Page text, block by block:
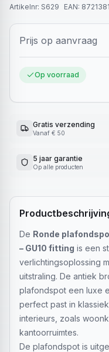
Artikelnr: S629 EAN:
Prijs op aanvraag
Op voorraad
Gratis verzending
Vanaf € 50
5 jaar garantie
Op alle producten
De Ronde
– GU10 fitting is een
verlichtingsoplossing
uitstraling. De antiek
plafondspot een luxe
perfect past in
interieurs, zoals
kantoorruimtes.
De plafondspot is